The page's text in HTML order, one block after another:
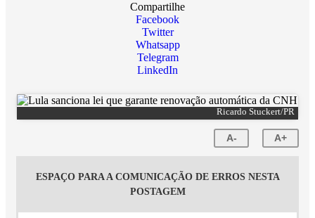
Compartilhe
Facebook
Twitter
Whatsapp
Telegram
LinkedIn
Ricardo Stuckert/PR
A- A+
ESPAÇO PARA A COMUNICAÇÃO DE ERROS NESTA
POSTAGEM